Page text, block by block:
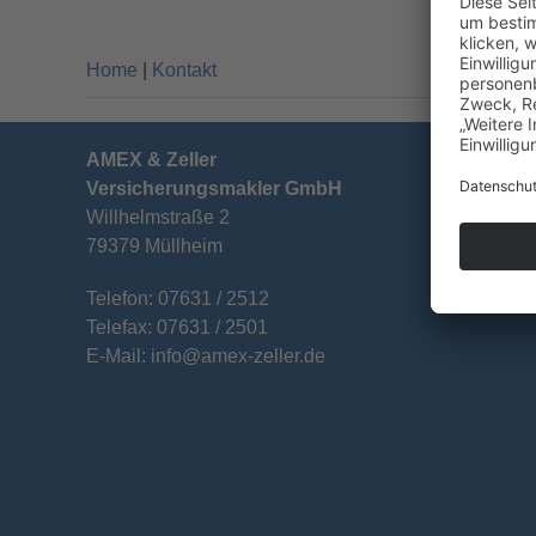
Home Kontakt
AMEX & Zeller
Versicherungsmakler GmbH
Willhelmstraße 2
79379 Müllheim
Telefon: 07631 / 2512
Telefax: 07631 / 2501
E-Mail: info@amex-zeller.de